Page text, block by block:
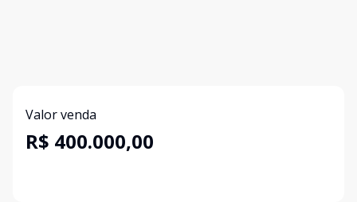
Valor venda
R$ 400.000,00